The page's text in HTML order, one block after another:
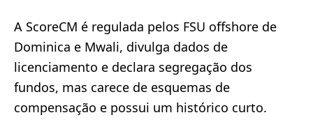
A ScoreCM é regulada pelos FSU offshore de
Dominica e Mwali, divulga dados de
licenciamento e declara segregação dos
fundos, mas carece de esquemas de
compensação e possui um histórico curto.